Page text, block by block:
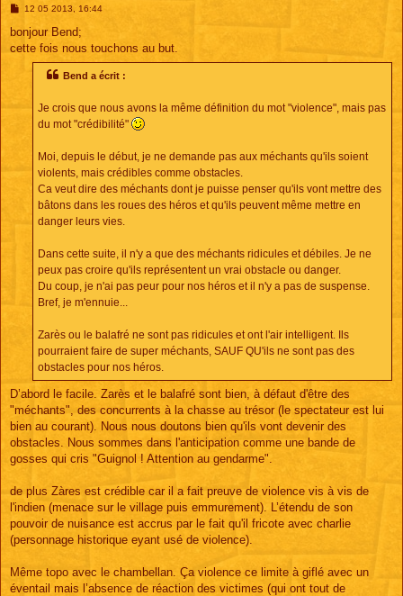
M
s
a
12 05 2013, 16:44
bonjour Bend;
cette fois nous touchons au but.
Bend a écrit :
Je crois que nous avons la même définition du mot "violence", mais pas
du mot "crédibilité"
Moi, depuis le début, je ne demande pas aux méchants qu'ils soient
violents, mais crédibles comme obstacles.
Ca veut dire des méchants dont je puisse penser qu'ils vont mettre des
bâtons dans les roues des héros et qu'ils peuvent même mettre en
danger leurs vies.
Dans cette suite, il n'y a que des méchants ridicules et débiles. Je ne
peux pas croire qu'ils représentent un vrai obstacle ou danger.
Du coup, je n'ai pas peur pour nos héros et il n'y a pas de suspense.
Bref, je m'ennuie...
Zarès ou le balafré ne sont pas ridicules et ont l'air intelligent. Ils
pourraient faire de super méchants, SAUF QU'ils ne sont pas des
obstacles pour nos héros.
D’abord le facile. Zarès et le balafré sont bien, à défaut d'être des
"méchants", des concurrents à la chasse au trésor (le spectateur est lui
bien au courant). Nous nous doutons bien qu'ils vont devenir des
obstacles. Nous sommes dans l'anticipation comme une bande de
gosses qui cris "Guignol ! Attention au gendarme".
de plus Zàres est crédible car il a fait preuve de violence vis à vis de
l'indien (menace sur le village puis emmurement). L’étendu de son
pouvoir de nuisance est accrus par le fait qu'il fricote avec charlie
(personnage historique eyant usé de violence).
Même topo avec le chambellan. Ça violence ce limite à giflé avec un
éventail mais l’absence de réaction des victimes (qui ont tout de